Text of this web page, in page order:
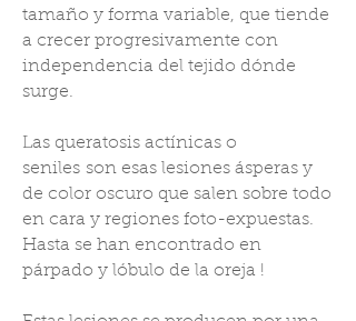
tamaño y forma variable, que tiende
a crecer progresivamente con
independencia del tejido dónde
surge.
Las queratosis actínicas o
seniles son esas lesiones ásperas y
de color oscuro que salen sobre todo
en cara y regiones foto-expuestas.
Hasta se han encontrado en
párpado y lóbulo de la oreja !